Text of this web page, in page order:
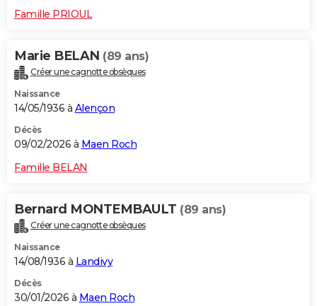
Famille PRIOUL
Marie BELAN (89 ans)
Créer une cagnotte obsèques
Naissance
14/05/1936 à Alençon
Décès
09/02/2026 à Maen Roch
Famille BELAN
Bernard MONTEMBAULT (89 ans)
Créer une cagnotte obsèques
Naissance
14/08/1936 à Landivy
Décès
30/01/2026 à Maen Roch